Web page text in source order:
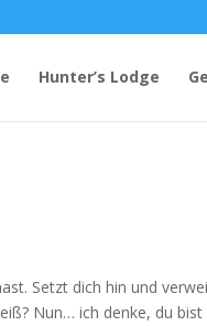
Hunter’s Lodge
Setzt dich hin und
Nun… ich denke, du